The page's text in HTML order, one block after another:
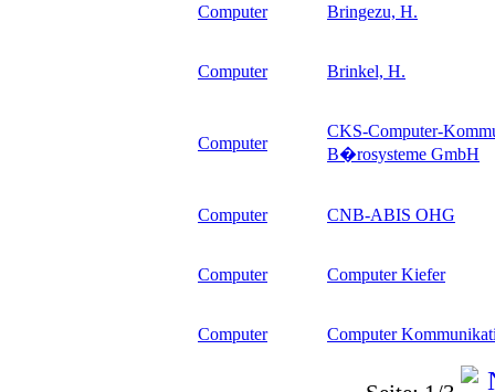
Computer Bringezu, H.
Computer Brinkel, H.
Computer
CKS-Computer-
B�rosysteme GmbH
Computer CNB-ABIS OHG
Computer Computer Kiefer
Computer Computer